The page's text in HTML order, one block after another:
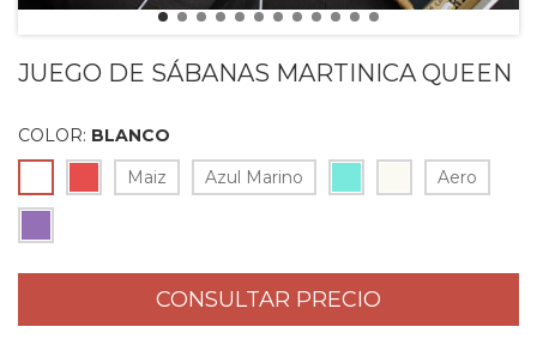
JUEGO DE SÁBANAS MARTINICA QUEEN
COLOR: BLANCO
Maiz
Azul Marino Aero